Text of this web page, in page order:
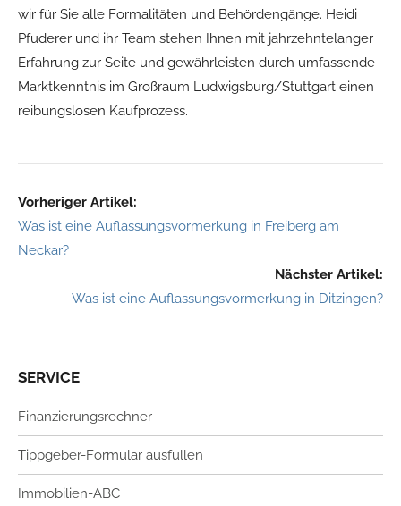
wir für Sie alle Formalitäten und Behördengänge. Heidi
Pfuderer und ihr Team stehen Ihnen mit jahrzehntelanger
Erfahrung zur Seite und gewährleisten durch umfassende
Marktkenntnis im Großraum Ludwigsburg/Stuttgart einen
reibungslosen Kaufprozess.
Vorheriger Artikel:
Was ist eine Auflassungsvormerkung in Freiberg am
Neckar?
Nächster Artikel:
Was ist eine Auflassungsvormerkung in Ditzingen?
SERVICE
Finanzierungsrechner
Tippgeber-Formular ausfüllen
Immobilien-ABC